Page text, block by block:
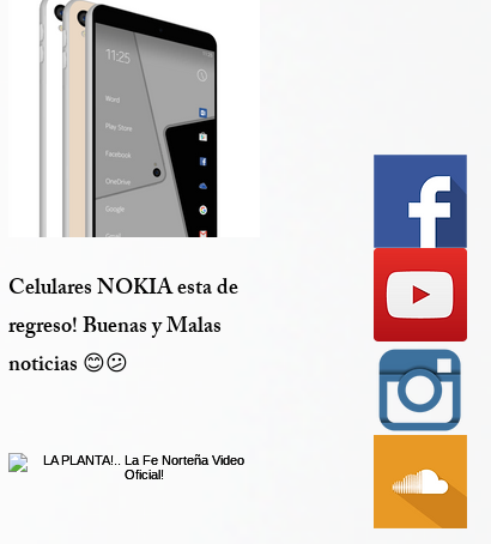
Celulares NOKIA esta de
regreso! Buenas y Malas
noticias 😊😕